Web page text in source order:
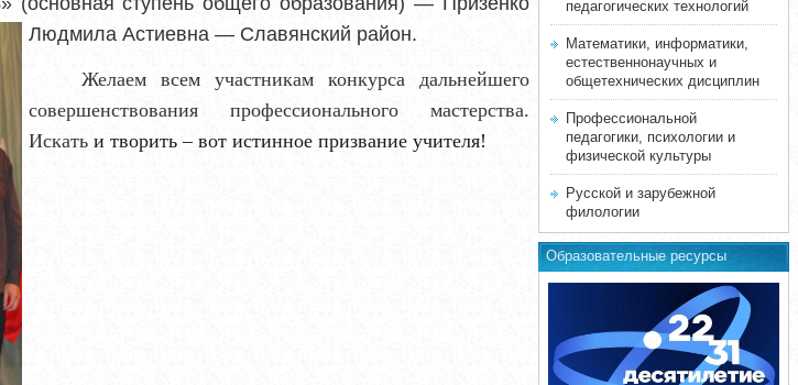
Людмила Астиевна — Славянский район.
Желаем всем участникам конкурса дальнейшего
совершенствования профессионального мастерства.
Искать и творить – вот истинное призвание учителя!
педагогических технологий
Математики, информатики,
естественнонаучных и
общетехнических дисциплин
Профессиональной
педагогики, психологии и
физической культуры
Русской и зарубежной
филологии
Образовательные ресурсы